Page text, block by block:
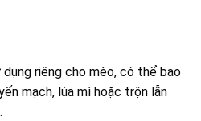
riêng cho mèo, có thể bao
mạch, lúa mì hoặc trộn lẫn